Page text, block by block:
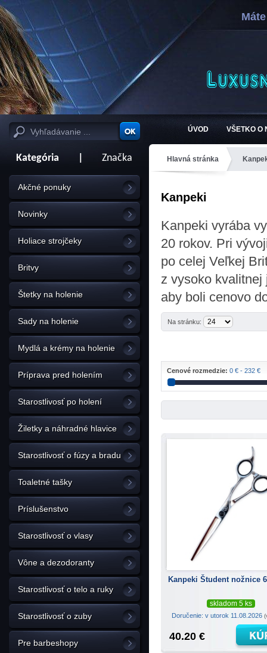
ÚVOD VŠETKO O
Kategória Značka
Akčné ponuky
Novinky
Holiace strojčeky
Britvy
Štetky na holenie
Sady na holenie
Mydlá a krémy na holenie
Príprava pred holením
Starostlivosť po holení
Žiletky a náhradné hlavice
Starostlivosť o fúzy a bradu
Toaletné tašky
Príslušenstvo
Starostlivosť o vlasy
Vône a dezodoranty
Starostlivosť o telo a ruky
Starostlivosť o zuby
Pre barbeshopy
Hlavná stránka
Kanpeki
Kanpeki vyrába
20 rokov. Pri
po celej Veľkej
z vysoko
aby boli cenovo
Na stránku:
Cenové rozmedzie: 0 € - 232 €
Kanpeki Študent nožnice
skladom 5 ks
Doručenie: v utorok 11.08.2026
40.20 €